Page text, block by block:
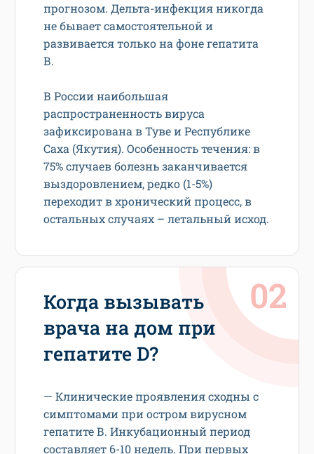
прогнозом. Дельта-инфекция никогда
не бывает самостоятельной и
развивается только на фоне гепатита
В.
В России наибольшая
распространенность вируса
зафиксирована в Туве и Республике
Саха (Якутия). Особенность течения: в
75% случаев болезнь заканчивается
выздоровлением, редко (1-5%)
переходит в хронический процесс, в
остальных случаях – летальный исход.
Когда вызывать
врача на дом при
гепатите D?
— Клинические проявления сходны с
симптомами при остром вирусном
гепатите В. Инкубационный период
составляет 6-10 недель. При первых